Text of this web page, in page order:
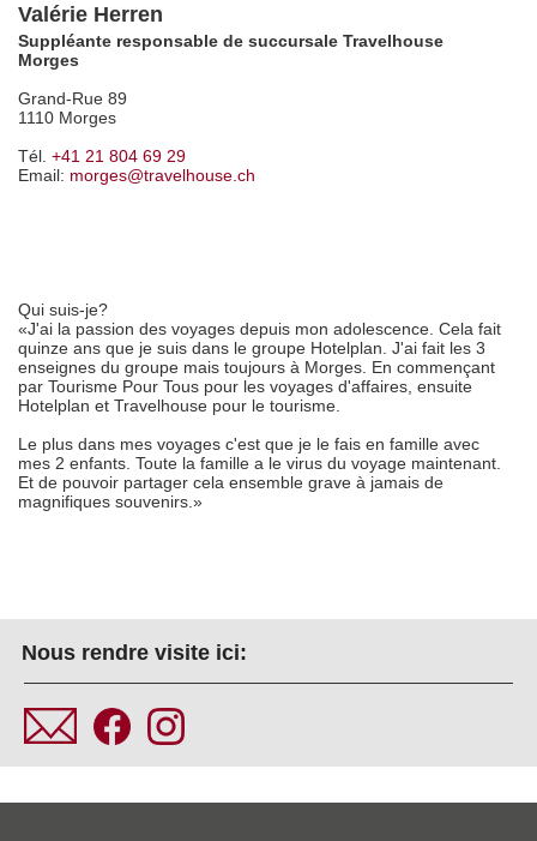
Valérie Herren
Suppléante responsable de succursale Travelhouse
Morges
Grand-Rue 89
1110 Morges
Tél. +41 21 804 69 29
Email: morges@travelhouse.ch
Qui suis-je?
«J'ai la passion des voyages depuis mon adolescence. Cela fait
quinze ans que je suis dans le groupe Hotelplan. J'ai fait les 3
enseignes du groupe mais toujours à Morges. En commençant
par Tourisme Pour Tous pour les voyages d'affaires, ensuite
Hotelplan et Travelhouse pour le tourisme.
Le plus dans mes voyages c'est que je le fais en famille avec
mes 2 enfants. Toute la famille a le virus du voyage maintenant.
Et de pouvoir partager cela ensemble grave à jamais de
magnifiques souvenirs.»
Nous rendre visite ici: